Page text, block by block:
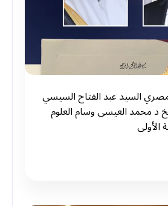
السيد ⁧‫عبد الفتاح السيسي‬⁩
د ⁧‫محمد العيسى‬⁩ وسام العلوم
الأولى